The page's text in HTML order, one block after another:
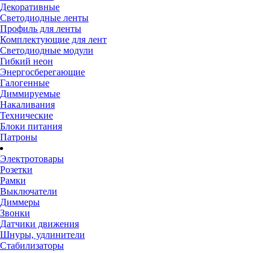
Декоративные
Светодиодные ленты
Профиль для ленты
Комплектующие для лент
Светодиодные модули
Гибкий неон
Энергосберегающие
Галогенные
Диммируемые
Накаливания
Технические
Блоки питания
Патроны
Электротовары
Розетки
Рамки
Выключатели
Диммеры
Звонки
Датчики движения
Шнуры, удлинители
Стабилизаторы